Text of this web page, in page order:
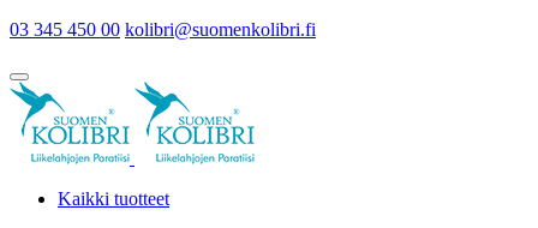
03 345 450 00 kolibri@suomenkolibri.fi
Kaikki tuotteet